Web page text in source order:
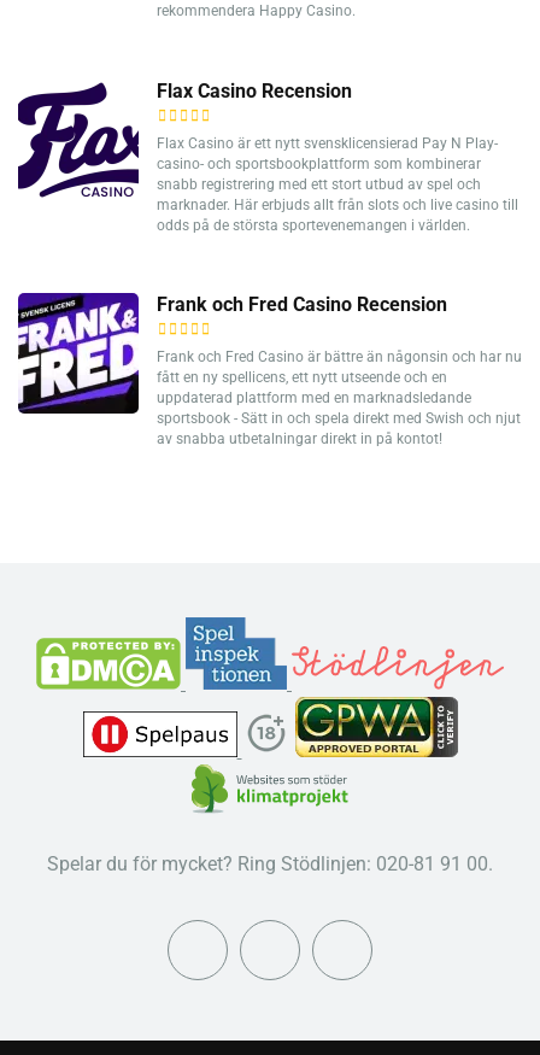
rekommendera Happy Casino.
Flax Casino Recension
Flax Casino är ett nytt svensklicensierad Pay N Play-
casino- och sportsbookplattform som kombinerar
snabb registrering med ett stort utbud av spel och
marknader. Här erbjuds allt från slots och live casino till
odds på de största sportevenemangen i världen.
Frank och Fred Casino Recension
Frank och Fred Casino är bättre än någonsin och har nu
fått en ny spellicens, ett nytt utseende och en
uppdaterad plattform med en marknadsledande
sportsbook - Sätt in och spela direkt med Swish och njut
av snabba utbetalningar direkt in på kontot!
Spelar du för mycket? Ring Stödlinjen: 020-81 91 00.